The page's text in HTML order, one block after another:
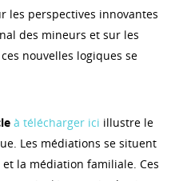
les perspectives innovantes
des mineurs et sur les
nouvelles logiques se
à télécharger ici illustre le
Les médiations se situent
la médiation familiale. Ces